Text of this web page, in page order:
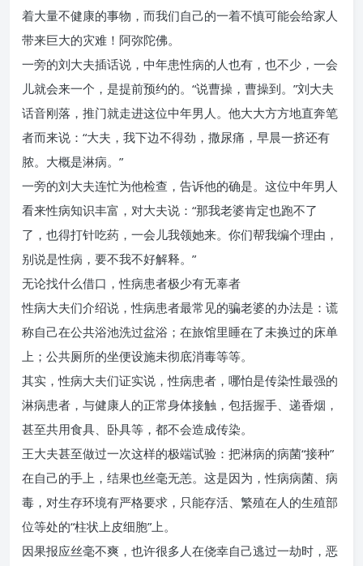
着大量不健康的事物，而我们自己的一着不慎可能会给家人
带来巨大的灾难！阿弥陀佛。
一旁的刘大夫插话说，中年患性病的人也有，也不少，一会
儿就会来一个，是提前预约的。“说曹操，曹操到。”刘大夫
话音刚落，推门就走进这位中年男人。他大大方方地直奔笔
者而来说：“大夫，我下边不得劲，撒尿痛，早晨一挤还有
脓。大概是淋病。”
一旁的刘大夫连忙为他检查，告诉他的确是。这位中年男人
看来性病知识丰富，对大夫说：“那我老婆肯定也跑不了
了，也得打针吃药，一会儿我领她来。你们帮我编个理由，
别说是性病，要不我不好解释。”
无论找什么借口，性病患者极少有无辜者
性病大夫们介绍说，性病患者最常见的骗老婆的办法是：谎
称自己在公共浴池洗过盆浴；在旅馆里睡在了未换过的床单
上；公共厕所的坐便设施未彻底消毒等等。
其实，性病大夫们证实说，性病患者，哪怕是传染性最强的
淋病患者，与健康人的正常身体接触，包括握手、递香烟，
甚至共用食具、卧具等，都不会造成传染。
王大夫甚至做过一次这样的极端试验：把淋病的病菌“接种”
在自己的手上，结果也丝毫无恙。这是因为，性病病菌、病
毒，对生存环境有严格要求，只能存活、繁殖在人的生殖部
位等处的“柱状上皮细胞”上。
因果报应丝毫不爽，也许很多人在侥幸自己逃过一劫时，恶